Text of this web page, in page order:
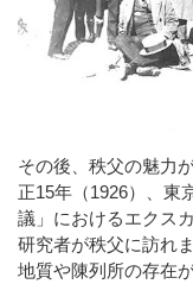
その後、秩父の魅力
正15年（1926）、東
議」におけるエクス
研究者が秩父に訪れ
地質や陳列所の存在